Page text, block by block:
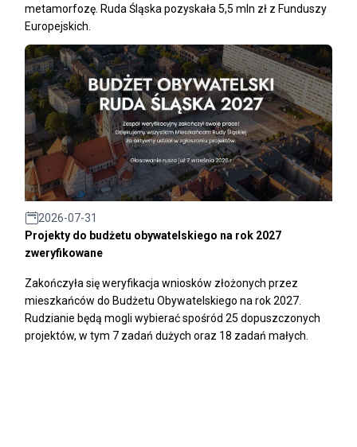
metamorfozę. Ruda Śląska pozyskała 5,5 mln zł z Funduszy
Europejskich.
2026-07-31
Projekty do budżetu obywatelskiego na rok 2027
zweryfikowane
Zakończyła się weryfikacja wniosków złożonych przez
mieszkańców do Budżetu Obywatelskiego na rok 2027.
Rudzianie będą mogli wybierać spośród 25 dopuszczonych
projektów, w tym 7 zadań dużych oraz 18 zadań małych.